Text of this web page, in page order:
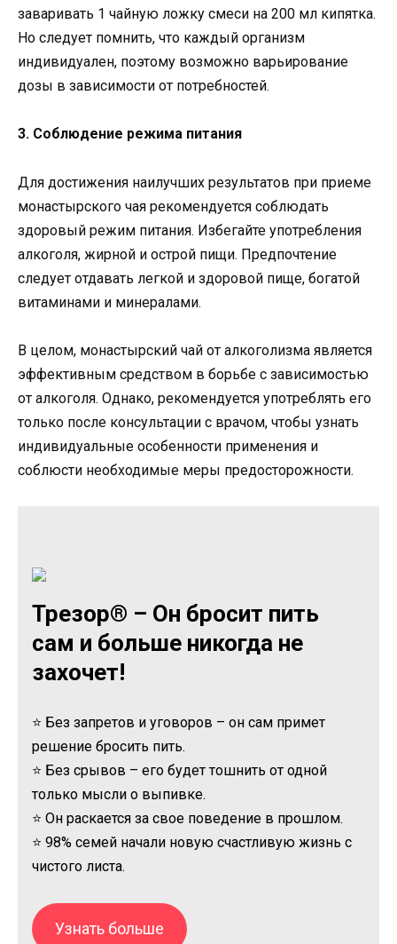
заваривать 1 чайную ложку смеси на 200 мл кипятка.
Но следует помнить, что каждый организм
индивидуален, поэтому возможно варьирование
дозы в зависимости от потребностей.
3. Соблюдение режима питания
Для достижения наилучших результатов при приеме
монастырского чая рекомендуется соблюдать
здоровый режим питания. Избегайте употребления
алкоголя, жирной и острой пищи. Предпочтение
следует отдавать легкой и здоровой пище, богатой
витаминами и минералами.
В целом, монастырский чай от алкоголизма является
эффективным средством в борьбе с зависимостью
от алкоголя. Однако, рекомендуется употреблять его
только после консультации с врачом, чтобы узнать
индивидуальные особенности применения и
соблюсти необходимые меры предосторожности.
Трезор® – Он бросит пить
сам и больше никогда не
захочет!
⭐ Без запретов и уговоров – он сам примет
решение бросить пить.
⭐ Без срывов – его будет тошнить от одной
только мысли о выпивке.
⭐ Он раскается за свое поведение в прошлом.
⭐ 98% семей начали новую счастливую жизнь с
чистого листа.
Узнать больше